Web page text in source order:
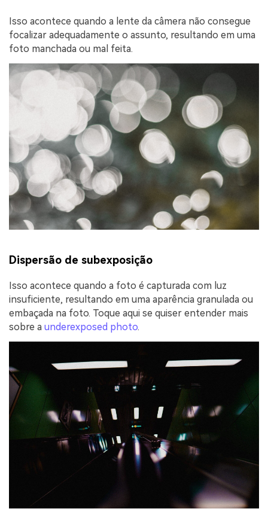
Isso acontece quando a lente da câmera não consegue
focalizar adequadamente o assunto, resultando em uma
foto manchada ou mal feita.
Dispersão de subexposição
Isso acontece quando a foto é capturada com luz
insuficiente, resultando em uma aparência granulada ou
embaçada na foto. Toque aqui se quiser entender mais
sobre a underexposed photo.